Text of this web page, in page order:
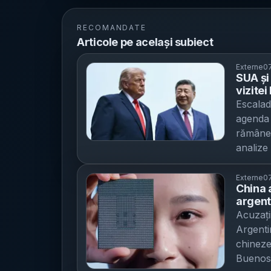
RECOMANDATE
Articole pe același subiect
Externe
SUA
vizitei
poate
a lui Xi
„ochi
roboți
Externe
China